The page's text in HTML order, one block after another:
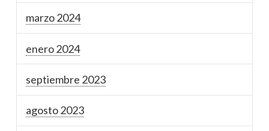
marzo 2024
enero 2024
septiembre 2023
agosto 2023